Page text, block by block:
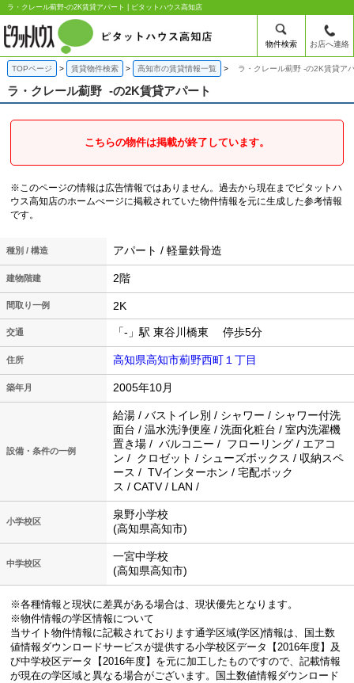
ラ・クレール薊野-の2K賃貸アパート | ピタットハウス高知店
物件検索 お店へ連絡
TOPページ 賃貸物件検索 高知市の賃貸情報一覧 ラ・クレール薊野 -の2K賃貸ア
ラ・クレール薊野 -の2K賃貸アパート
こちらの物件は掲載が終了しています。
※このページの情報は広告情報ではありません。過去から現在までピタットハ
ウス高知店のホームぺージに掲載されていた物件情報を元に生成した参考情報
です。
種別 / 構造 アパート / 軽量鉄骨造
建物階建 2階
間取り一例 2K
交通 「-」駅 東谷川橋東 停歩5分
住所 高知県高知市薊野西町１丁目
築年月 2005年10月
設備・条件の一例
給湯 / バストイレ別 / シャワー / シャワー付洗
面台 / 温水洗浄便座 / 洗面化粧台 / 室内洗濯機
置き場 / バルコニー / フローリング / エアコ
ン / クロゼット / シューズボックス / 収納スペ
ース / TVインターホン / 宅配ボック
ス / CATV / LAN /
小学校区
泉野小学校
(高知県高知市)
中学校区
一宮中学校
(高知県高知市)
※各種情報と現状に差異がある場合は、現状優先となります。
※物件情報の学区情報について
当サイト物件情報に記載されております通学区域(学区)情報は、国土数
値情報ダウンロードサービスが提供する小学校区データ【2016年度】及
び中学校区データ【2016年度】を元に加工したものですので、記載情報
が現在の学区域と異なる場合がございます。国土数値情報ダウンロード